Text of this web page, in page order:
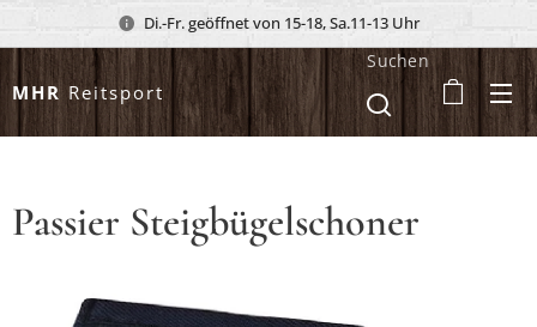
Di.-Fr. geöffnet von 15-18, Sa.11-13 Uhr
MHR Reitsport
Suchen
Passier Steigbügelschoner